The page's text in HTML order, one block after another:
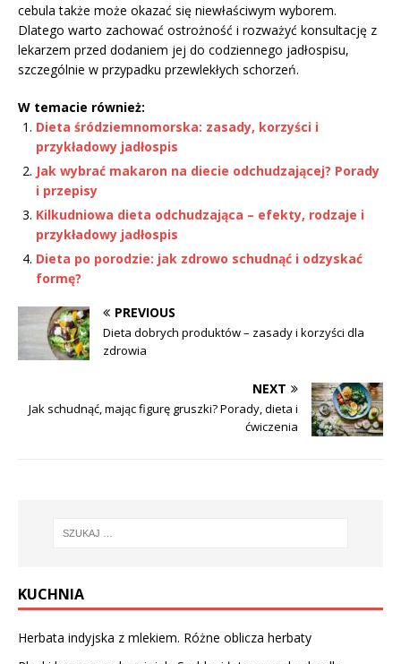
cebula także może okazać się niewłaściwym wyborem.
Dlatego warto zachować ostrożność i rozważyć konsultację z
lekarzem przed dodaniem jej do codziennego jadłospisu,
szczególnie w przypadku przewlekłych schorzeń.
W temacie również:
Dieta śródziemnomorska: zasady, korzyści i
przykładowy jadłospis
Jak wybrać makaron na diecie odchudzającej? Porady
i przepisy
Kilkudniowa dieta odchudzająca – efekty, rodzaje i
przykładowy jadłospis
Dieta po porodzie: jak zdrowo schudnąć i odzyskać
formę?
PREVIOUS
Dieta dobrych produktów – zasady i korzyści dla
zdrowia
NEXT
Jak schudnąć, mając figurę gruszki? Porady, dieta i
ćwiczenia
KUCHNIA
Herbata indyjska z mlekiem. Różne oblicza herbaty